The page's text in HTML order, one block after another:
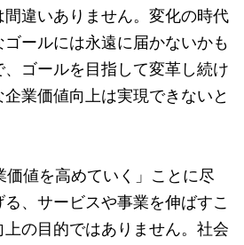
間違いありません。変化の時代
ールには永遠に届かないかも
、ゴールを目指して変革し続け
業価値向上は実現できないと
価値を高めていく」ことに尽
、サービスや事業を伸ばすこ
上の目的ではありません。社会